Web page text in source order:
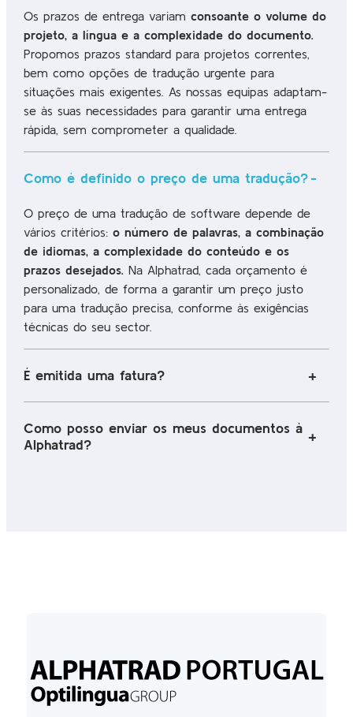
Os prazos de entrega variamconsoante o volume do
projeto, a língua e a complexidade do documento.
Propomos prazos standard para projetos correntes,
bem como opções de tradução urgente para
situações mais exigentes. As nossas equipas adaptam-
se às suas necessidades para garantir uma entrega
rápida, sem comprometer a qualidade.
Como é definido o preço de uma tradução?
O preço de uma tradução de software depende de
vários critérios:o número de palavras, a combinação
de idiomas, a complexidade do conteúdo e os
prazos desejados.Na Alphatrad, cada orçamento é
personalizado, de forma a garantir um preço justo
para uma tradução precisa, conforme às exigências
técnicas do seu sector.
É emitida uma fatura?
Como posso enviar os meus documentos à
Alphatrad?